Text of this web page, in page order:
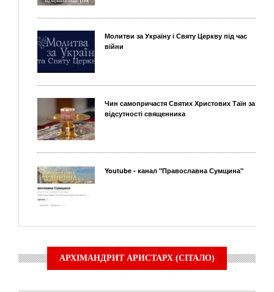
Молитви за Україну і Святу Церкву під час
війни
Чин самопричастя Святих Христових Таїн за
відсутності священника
Youtube - канал "Православна Сумщина"
АРХІМАНДРИТ АРИСТАРХ (СІТАЛО)